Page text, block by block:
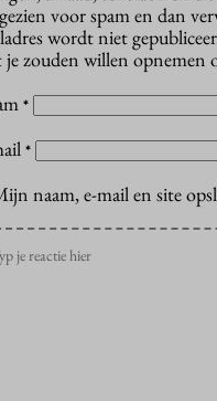
voor spam en dan
wordt niet
je zouden willen opnemen
*
*
naam, e-mail en site